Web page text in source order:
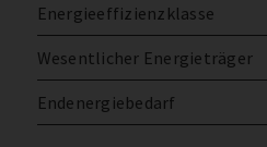
Energieeffizienzklasse
Wesentlicher Energieträger
Endenergiebedarf